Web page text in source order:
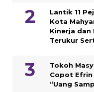
Lantik 11
Kota
Kinerja dan
Terukur
Tokoh
Copot Efrin
“Uang